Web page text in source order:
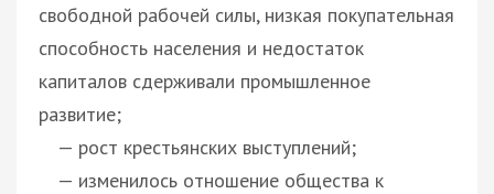
свободной рабочей силы, низкая покупательная
способность населения и недостаток
капиталов сдерживали промышленное
развитие;
— рост крестьянских выступлений;
— изменилось отношение общества к